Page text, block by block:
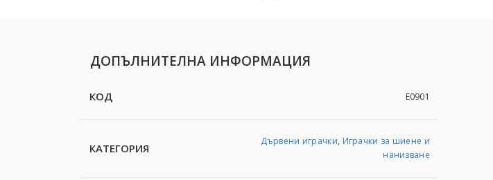
ДОПЪЛНИТЕЛНА ИНФОРМАЦИЯ
КОД E0901
КАТЕГОРИЯ
Дървени играчки, Играчки за шиене и
нанизване